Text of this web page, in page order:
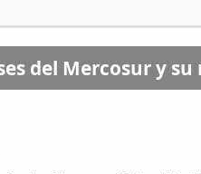
del Mercosur y